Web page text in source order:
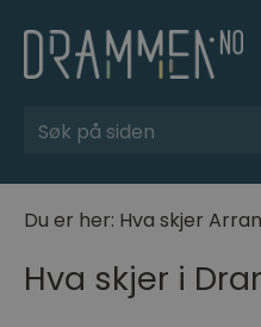
Søk
Du er her: Hva skjer
Hva skjer i